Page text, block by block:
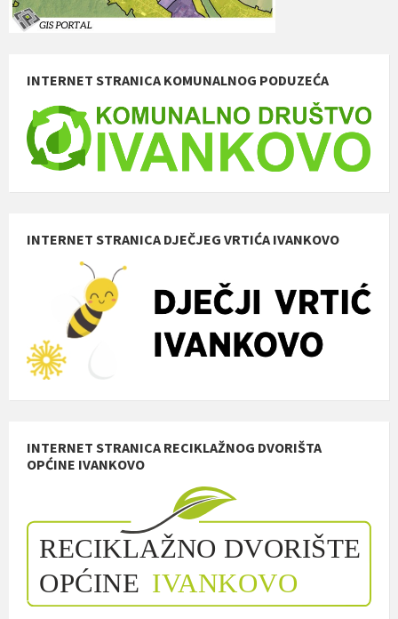
INTERNET STRANICA KOMUNALNOG PODUZEĆA
INTERNET STRANICA DJEČJEG VRTIĆA IVANKOVO
INTERNET STRANICA RECIKLAŽNOG DVORIŠTA
OPĆINE IVANKOVO